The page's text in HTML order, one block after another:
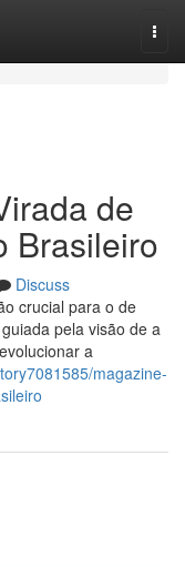
de
Brasileiro
Discuss
crucial para o de
pela visão de a
a
magazine-